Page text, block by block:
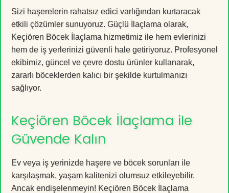
Sizi haşerelerin rahatsız edici varlığından kurtaracak
etkili çözümler sunuyoruz. Güçlü İlaçlama olarak,
Keçiören Böcek İlaçlama hizmetimiz ile hem evlerinizi
hem de iş yerlerinizi güvenli hale getiriyoruz. Profesyonel
ekibimiz, güncel ve çevre dostu ürünler kullanarak,
zararlı böceklerden kalıcı bir şekilde kurtulmanızı
sağlıyor.
Keçiören Böcek İlaçlama ile
Güvende Kalın
Ev veya iş yerinizde haşere ve böcek sorunları ile
karşılaşmak, yaşam kalitenizi olumsuz etkileyebilir.
Ancak endişelenmeyin! Keçiören Böcek İlaçlama